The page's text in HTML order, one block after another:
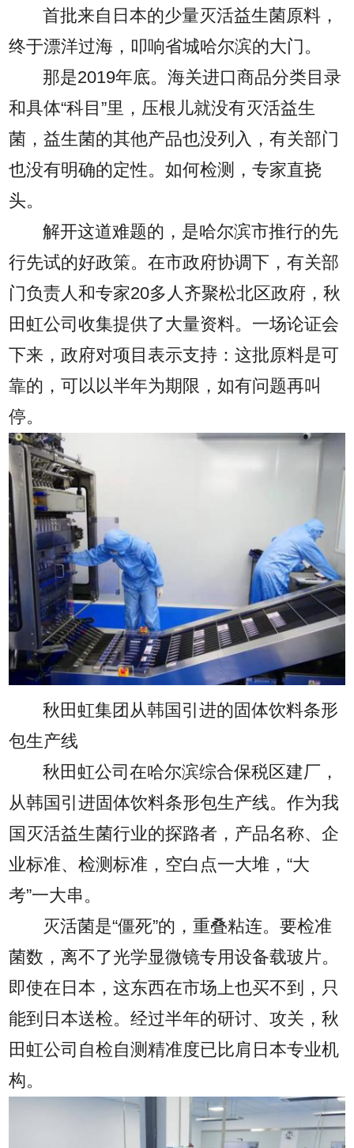
首批来自日本的少量灭活益生菌原料，
终于漂洋过海，叩响省城哈尔滨的大门。
那是2019年底。海关进口商品分类目录
和具体“科目”里，压根儿就没有灭活益生
菌，益生菌的其他产品也没列入，有关部门
也没有明确的定性。如何检测，专家直挠
头。
解开这道难题的，是哈尔滨市推行的先
行先试的好政策。在市政府协调下，有关部
门负责人和专家20多人齐聚松北区政府，秋
田虹公司收集提供了大量资料。一场论证会
下来，政府对项目表示支持：这批原料是可
靠的，可以以半年为期限，如有问题再叫
停。
秋田虹集团从韩国引进的固体饮料条形
包生产线
秋田虹公司在哈尔滨综合保税区建厂，
从韩国引进固体饮料条形包生产线。作为我
国灭活益生菌行业的探路者，产品名称、企
业标准、检测标准，空白点一大堆，“大
考”一大串。
灭活菌是“僵死”的，重叠粘连。要检准
菌数，离不了光学显微镜专用设备载玻片。
即使在日本，这东西在市场上也买不到，只
能到日本送检。经过半年的研讨、攻关，秋
田虹公司自检自测精准度已比肩日本专业机
构。